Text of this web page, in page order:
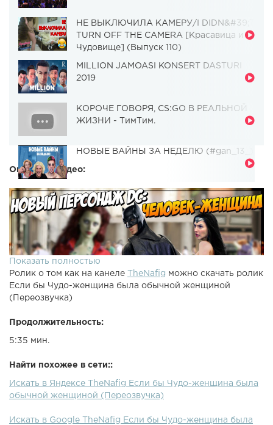
НЕ ВЫКЛЮЧИЛА КАМЕРУ/I DIDN&#39;T
TURN OFF THE CAMERA [Красавица и
Чудовище] (Выпуск 110)
MILLION JAMOASI KONSERT DASTURI
2019
КОРОЧЕ ГОВОРЯ, CS:GO В РЕАЛЬНОЙ
ЖИЗНИ - ТимТим.
НОВЫЕ ВАЙНЫ ЗА НЕДЕЛЮ (#gan_13_)
Описание видео:
Показать полностью
Ролик о том как на канеле
TheNafig можно скачать ролик
Если бы Чудо-женщина была обычной женщиной
(Переозвучка)
Продолжительность:
5:35 мин.
Найти похожее в сети::
Искать в Яндексе TheNafig Если бы Чудо-женщина была
обычной женщиной (Переозвучка)
Искать в Google TheNafig Если бы Чудо-женщина была